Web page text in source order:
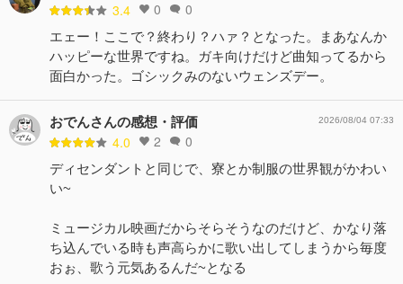
3.4 0 0
エェー！ここで？終わり？ハァ？となった。まあなんか
ハッピーな世界ですね。ガキ向けだけど曲知ってるから
面白かった。ゴシックみのないウェンズデー。
おでんさんの感想・評価
4.0 2 0
2026/08/04 07:33
ディセンダントと同じで、寮とか制服の世界観がかわい
い~
ミュージカル映画だからそらそうなのだけど、かなり落
ち込んでいる時も声高らかに歌い出してしまうから毎度
おぉ、歌う元気あるんだ~となる